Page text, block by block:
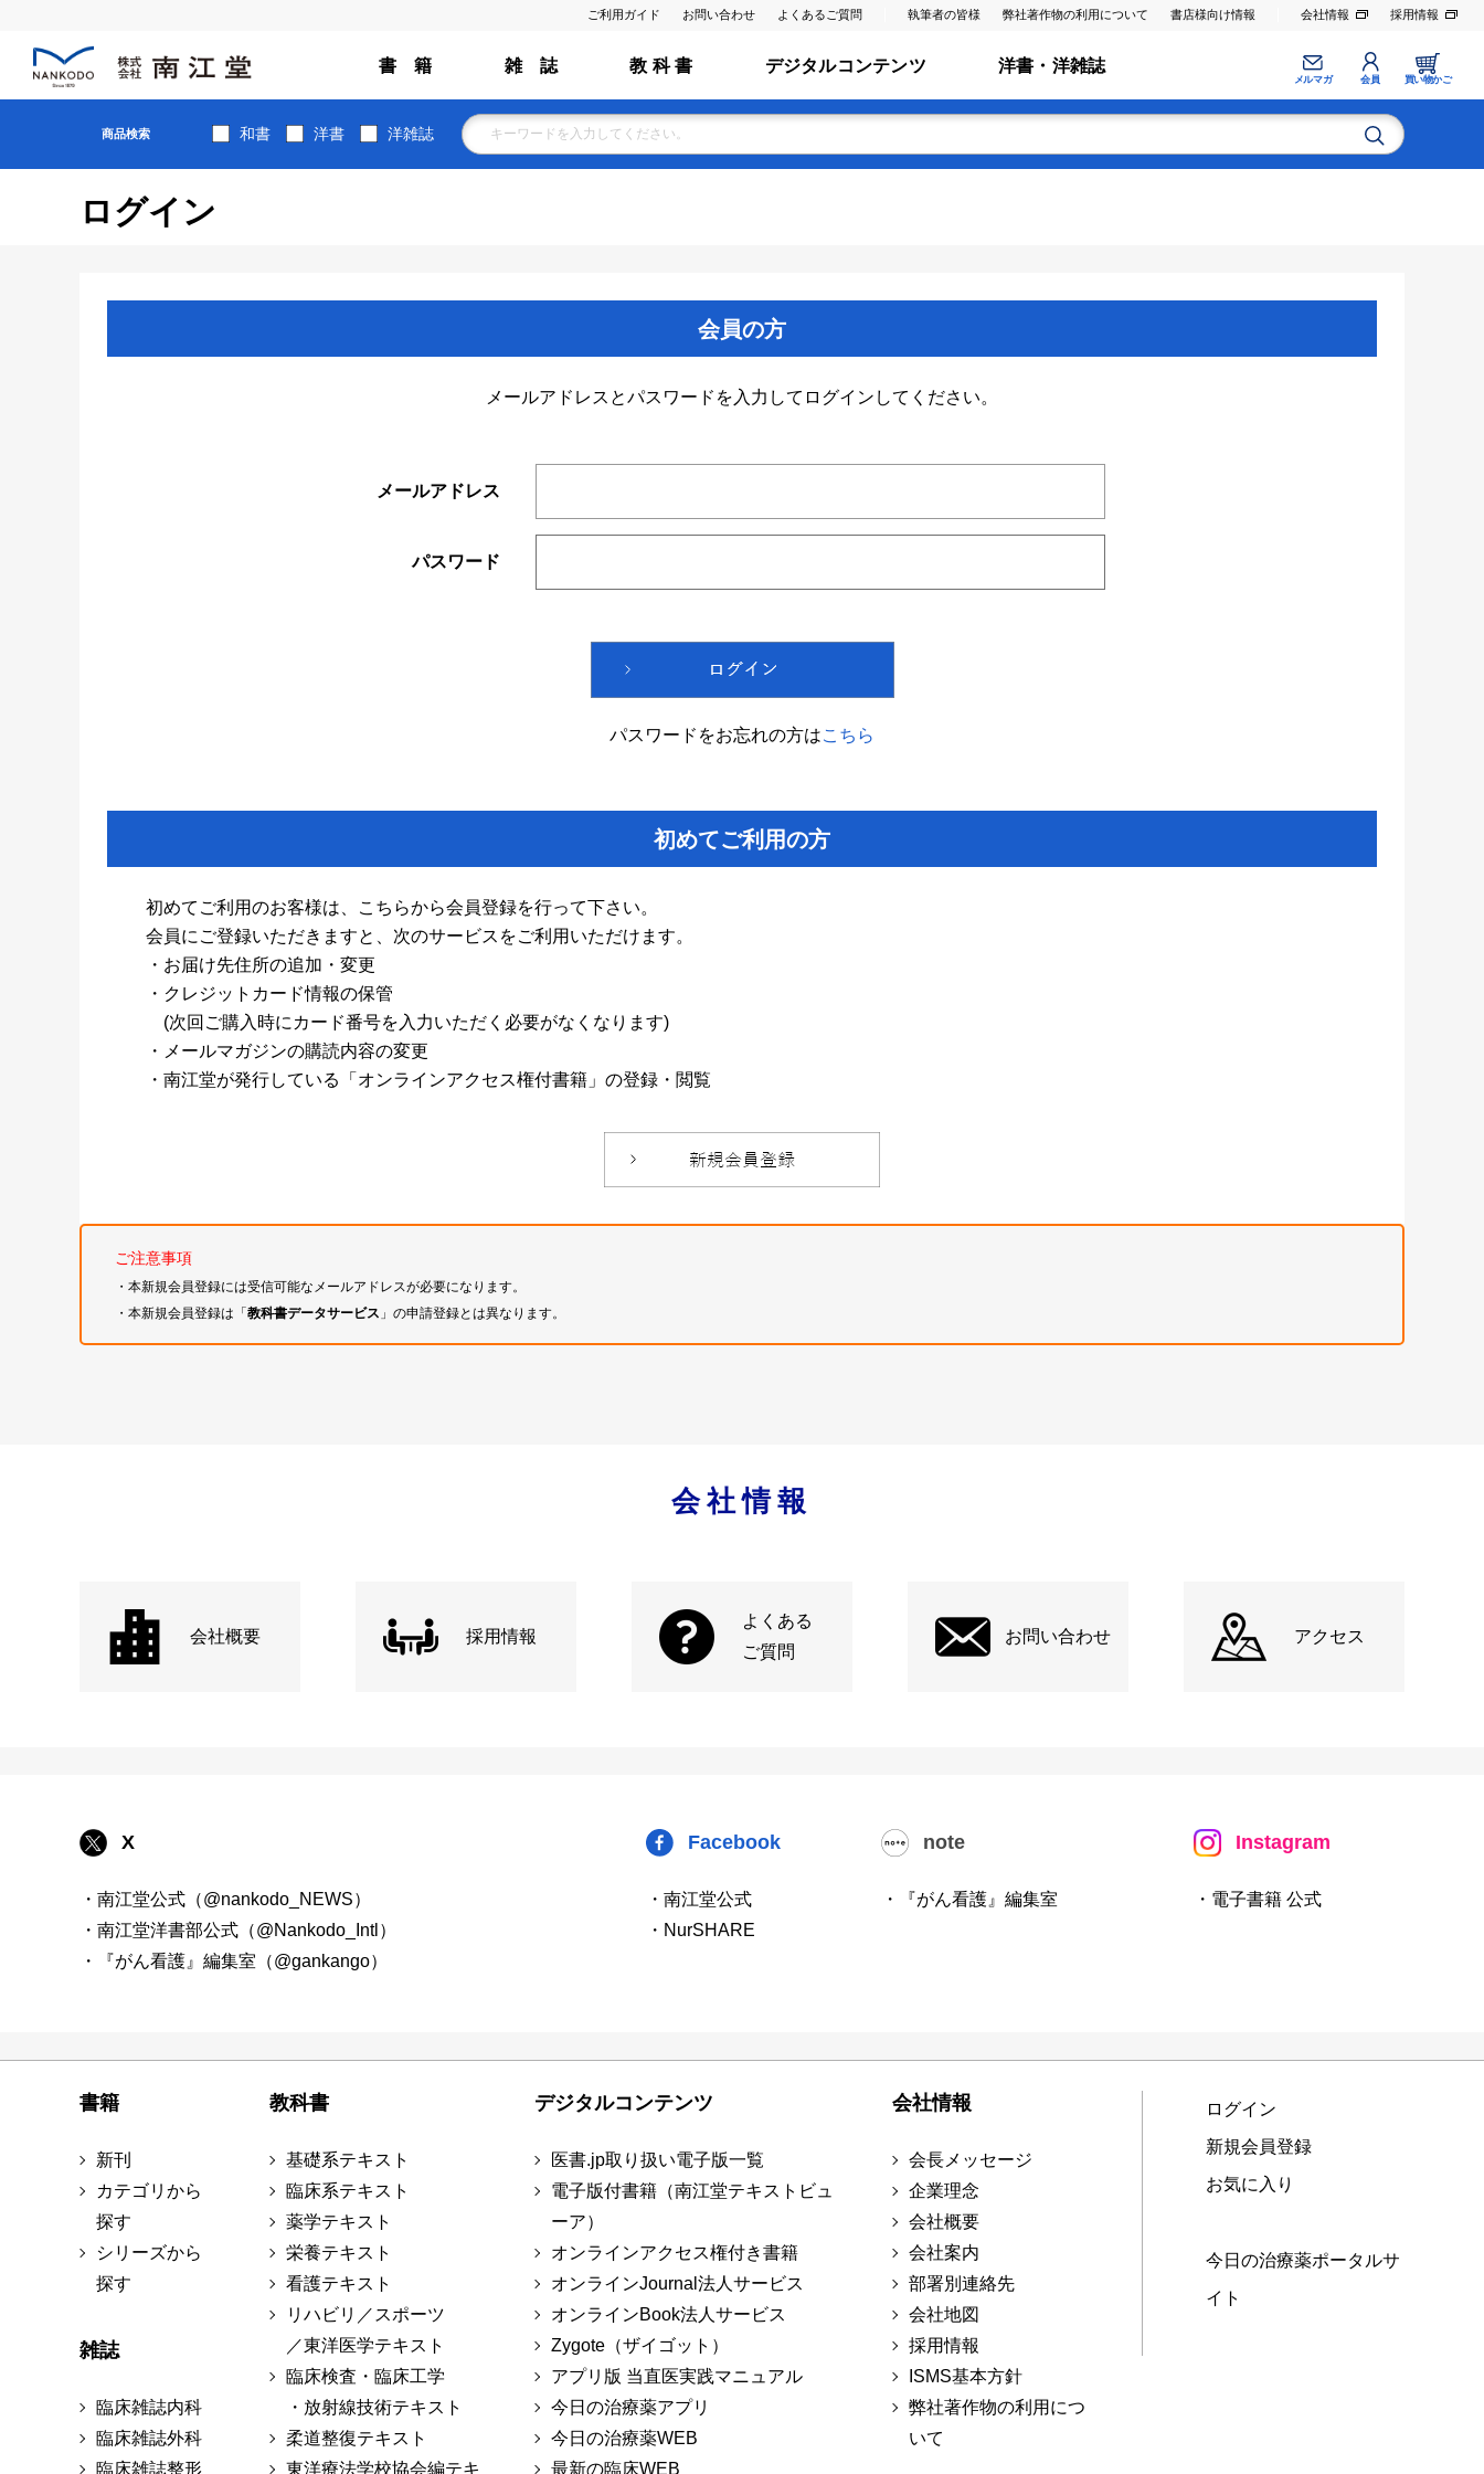
ご利用ガイド お問い合わせ よくあるご質問 執筆者の皆様 弊社著作物の利用について 書店様向け情報 会社情報 採用情報
書 籍 雑 誌 教 科 書 デジタルコンテンツ 洋書・洋雑誌
メルマガ 会員 買い物かご
商品検索 和書 洋書 洋雑誌
ログイン
会員の方
メールアドレスとパスワードを入力してログインしてください。
メールアドレス
パスワード
パスワードをお忘れの方はこちら
初めてご利用の方
初めてご利用のお客様は、こちらから会員登録を行って下さい。
会員にご登録いただきますと、次のサービスをご利用いただけます。
・お届け先住所の追加・変更
・クレジットカード情報の保管
(次回ご購入時にカード番号を入力いただく必要がなくなります)
・メールマガジンの購読内容の変更
・南江堂が発行している「オンラインアクセス権付書籍」の登録・閲覧
ご注意事項
・本新規会員登録には受信可能なメールアドレスが必要になります。
・本新規会員登録は「教科書データサービス 」の申請登録とは異なります。
会社情報
会社概要 採用情報
よくある
ご質問
お問い合わせ アクセス
X
・南江堂公式（@nankodo_NEWS）
・南江堂洋書部公式（@Nankodo_Intl）
・『がん看護』編集室（@gankango）
Facebook
・南江堂公式
・NurSHARE
note
・『がん看護』編集室
Instagram
・電子書籍 公式
書籍
新刊
カテゴリから
探す
シリーズから
探す
雑誌
臨床雑誌内科
臨床雑誌外科
臨床雑誌整形
教科書
基礎系テキスト
臨床系テキスト
薬学テキスト
栄養テキスト
看護テキスト
リハビリ／スポーツ
／東洋医学テキスト
臨床検査・臨床工学
・放射線技術テキスト
柔道整復テキスト
東洋療法学校協会編テキ
デジタルコンテンツ
医書.jp取り扱い電子版一覧
電子版付書籍（南江堂テキストビュ
ーア）
オンラインアクセス権付き書籍
オンラインJournal法人サービス
オンラインBook法人サービス
Zygote（ザイゴット）
アプリ版 当直医実践マニュアル
今日の治療薬アプリ
今日の治療薬WEB
最新の臨床WEB
会社情報
会長メッセージ
企業理念
会社概要
会社案内
部署別連絡先
会社地図
採用情報
ISMS基本方針
弊社著作物の利用につ
いて
ログイン
新規会員登録
お気に入り
今日の治療薬ポータルサ
イト